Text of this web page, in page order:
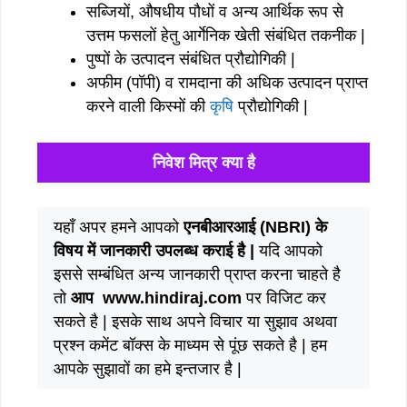
सब्जियों, औषधीय पौधों व अन्य आर्थिक रूप से
उत्तम फसलों हेतु आर्गेनिक खेती संबंधित तकनीक |
पुष्पों के उत्पादन संबंधित प्रौद्योगिकी |
अफीम (पॉपी) व रामदाना की अधिक उत्पादन प्राप्त
करने वाली किस्मों कीकृषि प्रौद्योगिकी |
निवेश मित्र क्या है
यहाँ अपर हमने आपकोएनबीआरआई (NBRI) के
विषय में जानकारी उपलब्ध कराई है | यदि आपको
इससे सम्बंधित अन्य जानकारी प्राप्त करना चाहते है
तो आप www.hindiraj.com पर विजिट कर
सकते है | इसके साथ अपने विचार या सुझाव अथवा
प्रश्न कमेंट बॉक्स के माध्यम से पूंछ सकते है | हम
आपके सुझावों का हमे इन्तजार है |